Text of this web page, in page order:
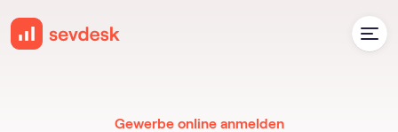
Gewerbe online anmelden